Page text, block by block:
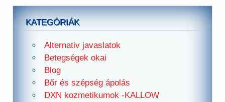
KATEGÓRIÁK
Alternativ javaslatok
Betegségek okai
Blog
Bőr és szépség ápolás
DXN kozmetikumok -KALLOW